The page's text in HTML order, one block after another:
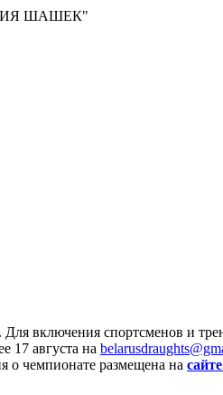
ШАШЕК"
. Для включения спортсменов и
17 августа на
о чемпионате размещена на